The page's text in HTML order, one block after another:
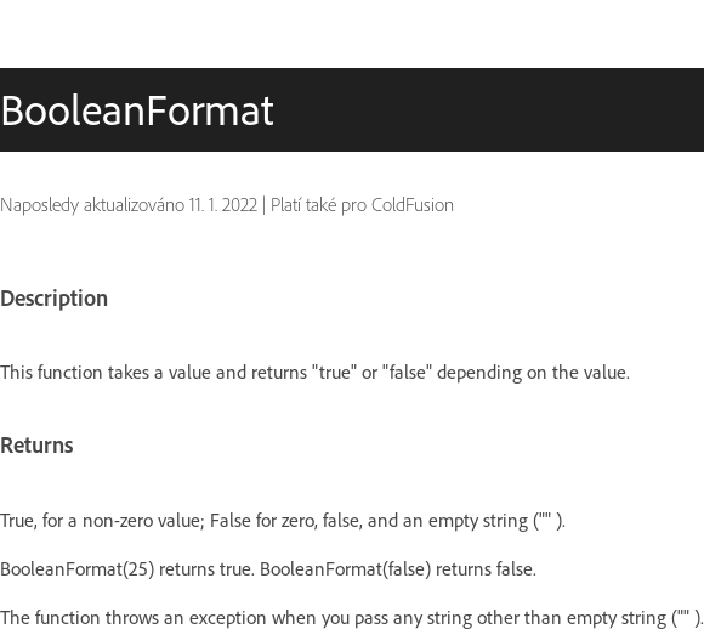
BooleanFormat
Naposledy aktualizováno 11. 1. 2022 | Platí také pro ColdFusion
Description
This function takes a value and returns "true" or "false" depending on the value.
Returns
True, for a non-zero value; False for zero, false, and an empty string ("" ).
BooleanFormat(25) returns true. BooleanFormat(false) returns false.
The function throws an exception when you pass any string other than empty string ("" ).